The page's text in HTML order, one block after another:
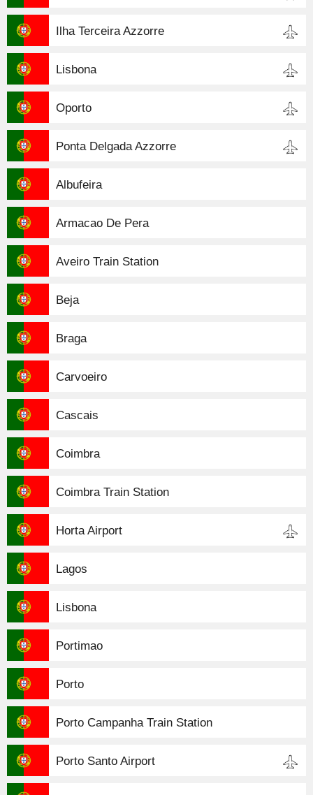
Ilha Terceira Azzorre
Lisbona
Oporto
Ponta Delgada Azzorre
Albufeira
Armacao De Pera
Aveiro Train Station
Beja
Braga
Carvoeiro
Cascais
Coimbra
Coimbra Train Station
Horta Airport
Lagos
Lisbona
Portimao
Porto
Porto Campanha Train Station
Porto Santo Airport